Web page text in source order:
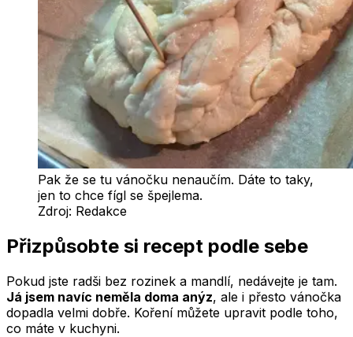
Pak že se tu vánočku nenaučím. Dáte to taky,
jen to chce fígl se špejlema.
Zdroj: Redakce
Přizpůsobte si recept podle sebe
Pokud jste radši bez rozinek a mandlí, nedávejte je tam.
Já jsem navíc neměla doma anýz, ale i přesto vánočka
dopadla velmi dobře. Koření můžete upravit podle toho,
co máte v kuchyni.